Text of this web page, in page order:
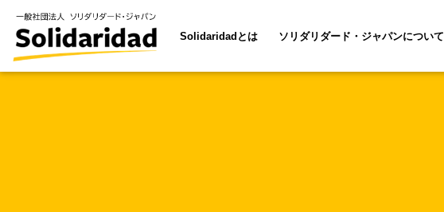
Solidaridadとは ソリダリダード・ジャパンについて